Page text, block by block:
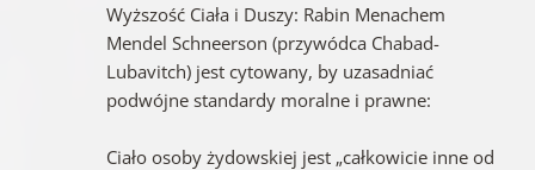
Wyższość Ciała i Duszy: Rabin Menachem
Mendel Schneerson (przywódca Chabad-
Lubavitch) jest cytowany, by uzasadniać
podwójne standardy moralne i prawne:
Ciało osoby żydowskiej jest „całkowicie inne od